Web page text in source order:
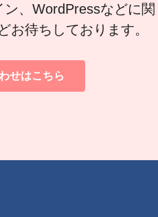
、WordPressなどに関
お待ちしております。
せはこちら